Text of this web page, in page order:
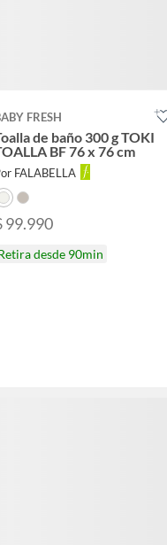
FRESH
de baño 300 g TOKI
BF 76 x 76 cm
FALABELLA
99.990
desde 90min